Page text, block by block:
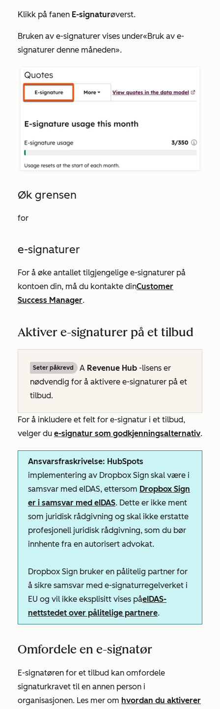
Klikk på fanen E-signaturøverst.
Bruken av e-signaturer vises under«Bruk av e-
signaturer denne måneden».
Øk grensen
for
e-signaturer
For å øke antallet tilgjengelige e-signaturer på
kontoen din, må du kontakte dinCustomer
Success Manager.
Aktiver e-signaturer på et tilbud
Seter påkrevd A Revenue Hub -lisens er
nødvendig for å aktivere e-signaturer på et
tilbud.
For å inkludere et felt for e-signatur i et tilbud,
velger du e-signatur som godkjenningsalternativ.
Ansvarsfraskrivelse: HubSpots
implementering av Dropbox Sign skal være i
samsvar med eIDAS, ettersom Dropbox Sign
er i samsvar med eIDAS. Dette er ikke ment
som juridisk rådgivning og skal ikke erstatte
profesjonell juridisk rådgivning, som du bør
innhente fra en autorisert advokat.
Dropbox Sign bruker en pålitelig partner for
å sikre samsvar med e-signaturregelverket i
EU og vil ikke eksplisitt vises påeIDAS-
nettstedet over pålitelige partnere.
Omfordele en e-signatør
E-signatøren for et tilbud kan omfordele
signaturkravet til en annen person i
organisasjonen. Les mer om hvordan du aktiverer